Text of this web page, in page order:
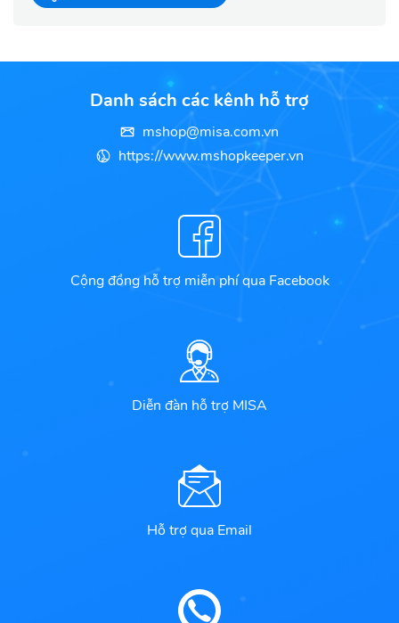
Danh sách các kênh hỗ trợ
mshop@misa.com.vn
https://www.mshopkeeper.vn
Cộng đồng hỗ trợ miễn phí qua Facebook
Diễn đàn hỗ trợ MISA
Hỗ trợ qua Email